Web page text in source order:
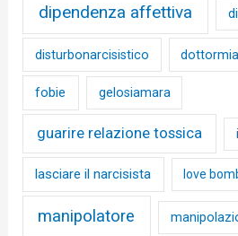
dipendenza affettiva
disturbonarcisistico
fobie gelosiamara
guarire relazione tossica
lasciare il narcisista love
manipolatore